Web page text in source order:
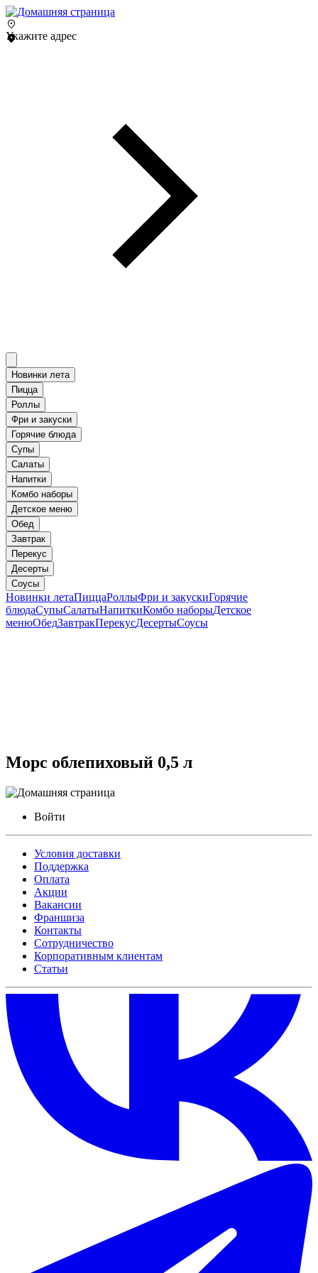
Укажите адрес
Новинки лета
Пицца
Роллы
Фри и закуски
Горячие блюда
Супы
Салаты
Напитки
Комбо наборы
Детское меню
Обед
Завтрак
Перекус
Десерты
Соусы
Новинки летаПиццаРоллыФри и закускиГорячие
блюдаСупыСалатыНапиткиКомбо наборыДетское
менюОбедЗавтракПерекусДесертыСоусы
Морс облепиховый 0,5 л
Войти
Условия доставки
Поддержка
Оплата
Акции
Вакансии
Франшиза
Контакты
Сотрудничество
Корпоративным клиентам
Статьи